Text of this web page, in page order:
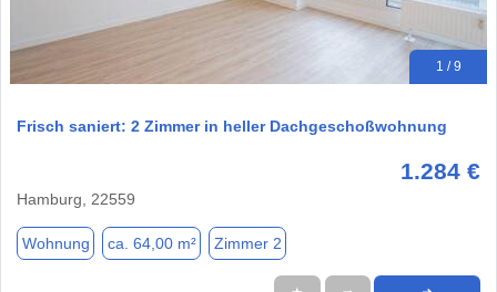
1 / 9
Frisch saniert: 2 Zimmer in heller Dachgeschoßwohnung
1.284 €
Hamburg, 22559
Wohnung ca. 64,00 m² Zimmer 2